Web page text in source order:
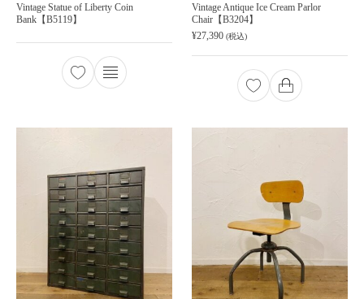
Vintage Statue of Liberty Coin
Bank【B5119】
Vintage Antique Ice Cream Parlor
Chair【B3204】
¥27,390 (税込)